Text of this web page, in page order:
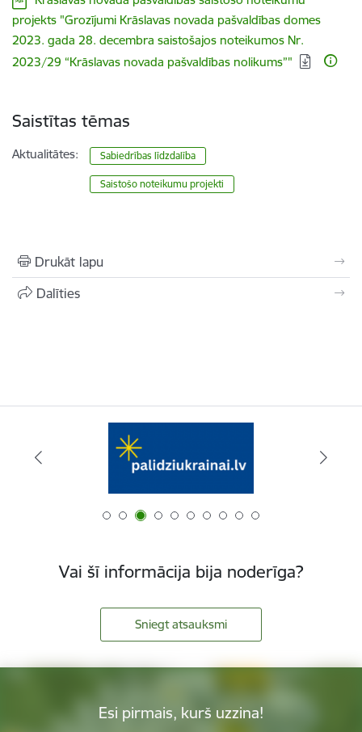
projekts "Grozījumi Krāslavas novada pašvaldības domes
2023. gada 28. decembra saistošajos noteikumos Nr.
2023/29 “Krāslavas novada pašvaldības nolikums”"
Saistītas tēmas
Aktualitātes: Sabiedrības līdzdalība
Saistošo noteikumu projekti
Drukāt lapu
Dalīties
Vai šī informācija bija noderīga?
Sniegt atsauksmi
Esi pirmais, kurš uzzina!